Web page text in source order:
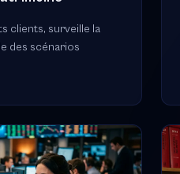
clients, surveille la
des scénarios